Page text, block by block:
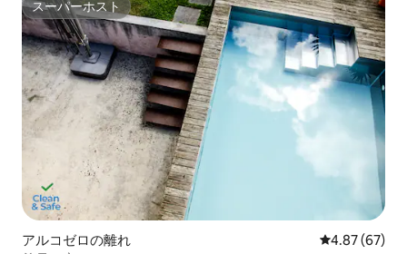
スーパーホスト
スーパーホスト
アルコゼロの離れ レビュー67
4.87 (67)